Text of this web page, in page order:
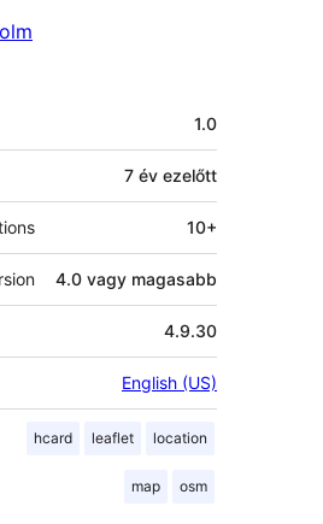
1.0
7 év ezelőtt
10+
4.0 vagy magasabb
4.9.30
English (US)
hcard leaflet location
map osm